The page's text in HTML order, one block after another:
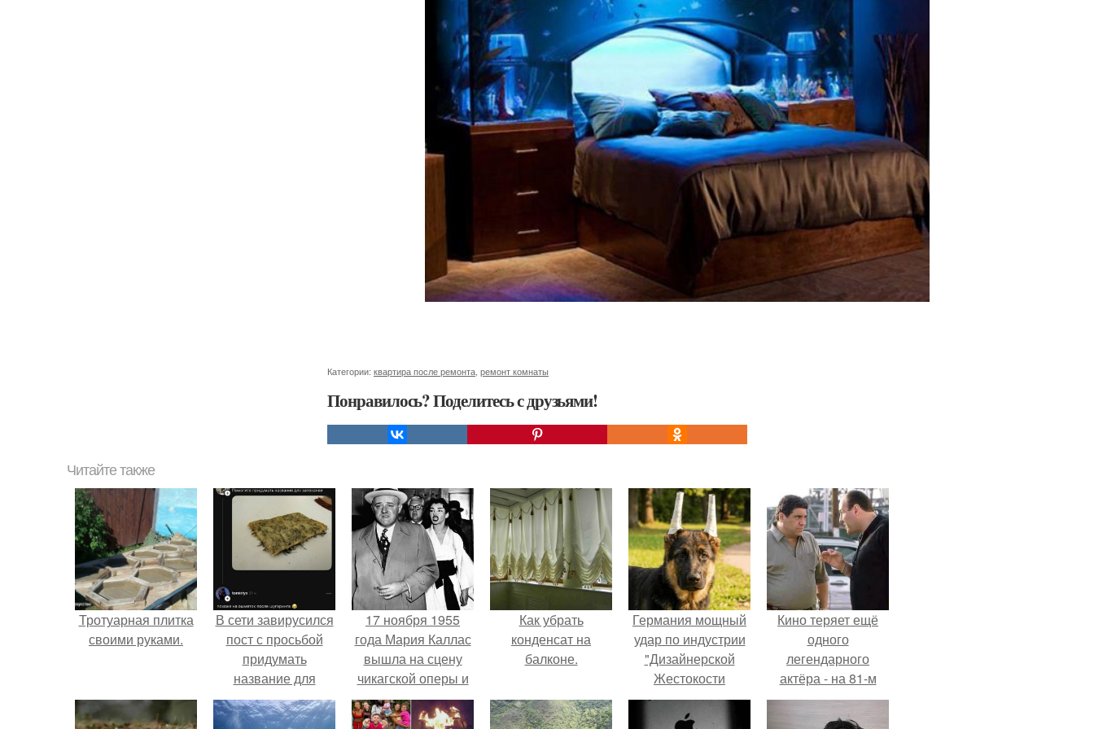
Категории: квартира после ремонта ремонт комнаты
Понравилось? Поделитесь с друзьями!
Читайте также
Тротуарная плитка
своими руками.
В сети завирусился
пост с просьбой
придумать
название для
домашней
запеканки.
17 ноября 1955
года Мария Каллас
вышла на сцену
чикагской оперы и
сорвала овации.
Как убрать
конденсат на
балконе.
Германия мощный
удар по индустрии
"Дизайнерской
Жестокости
нанесла".
Кино теряет ещё
одного
легендарного
актёра - на 81-м
году жизни не стало
Винсента пасторе.